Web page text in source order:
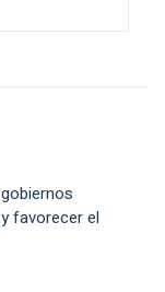
favorecer el